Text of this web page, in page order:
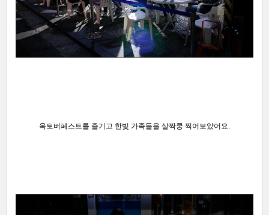
옥토버페스트를 즐기고 한빛 가족들을 살짝쿵 찍어보았어요.